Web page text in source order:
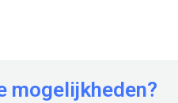
mogelijkheden?